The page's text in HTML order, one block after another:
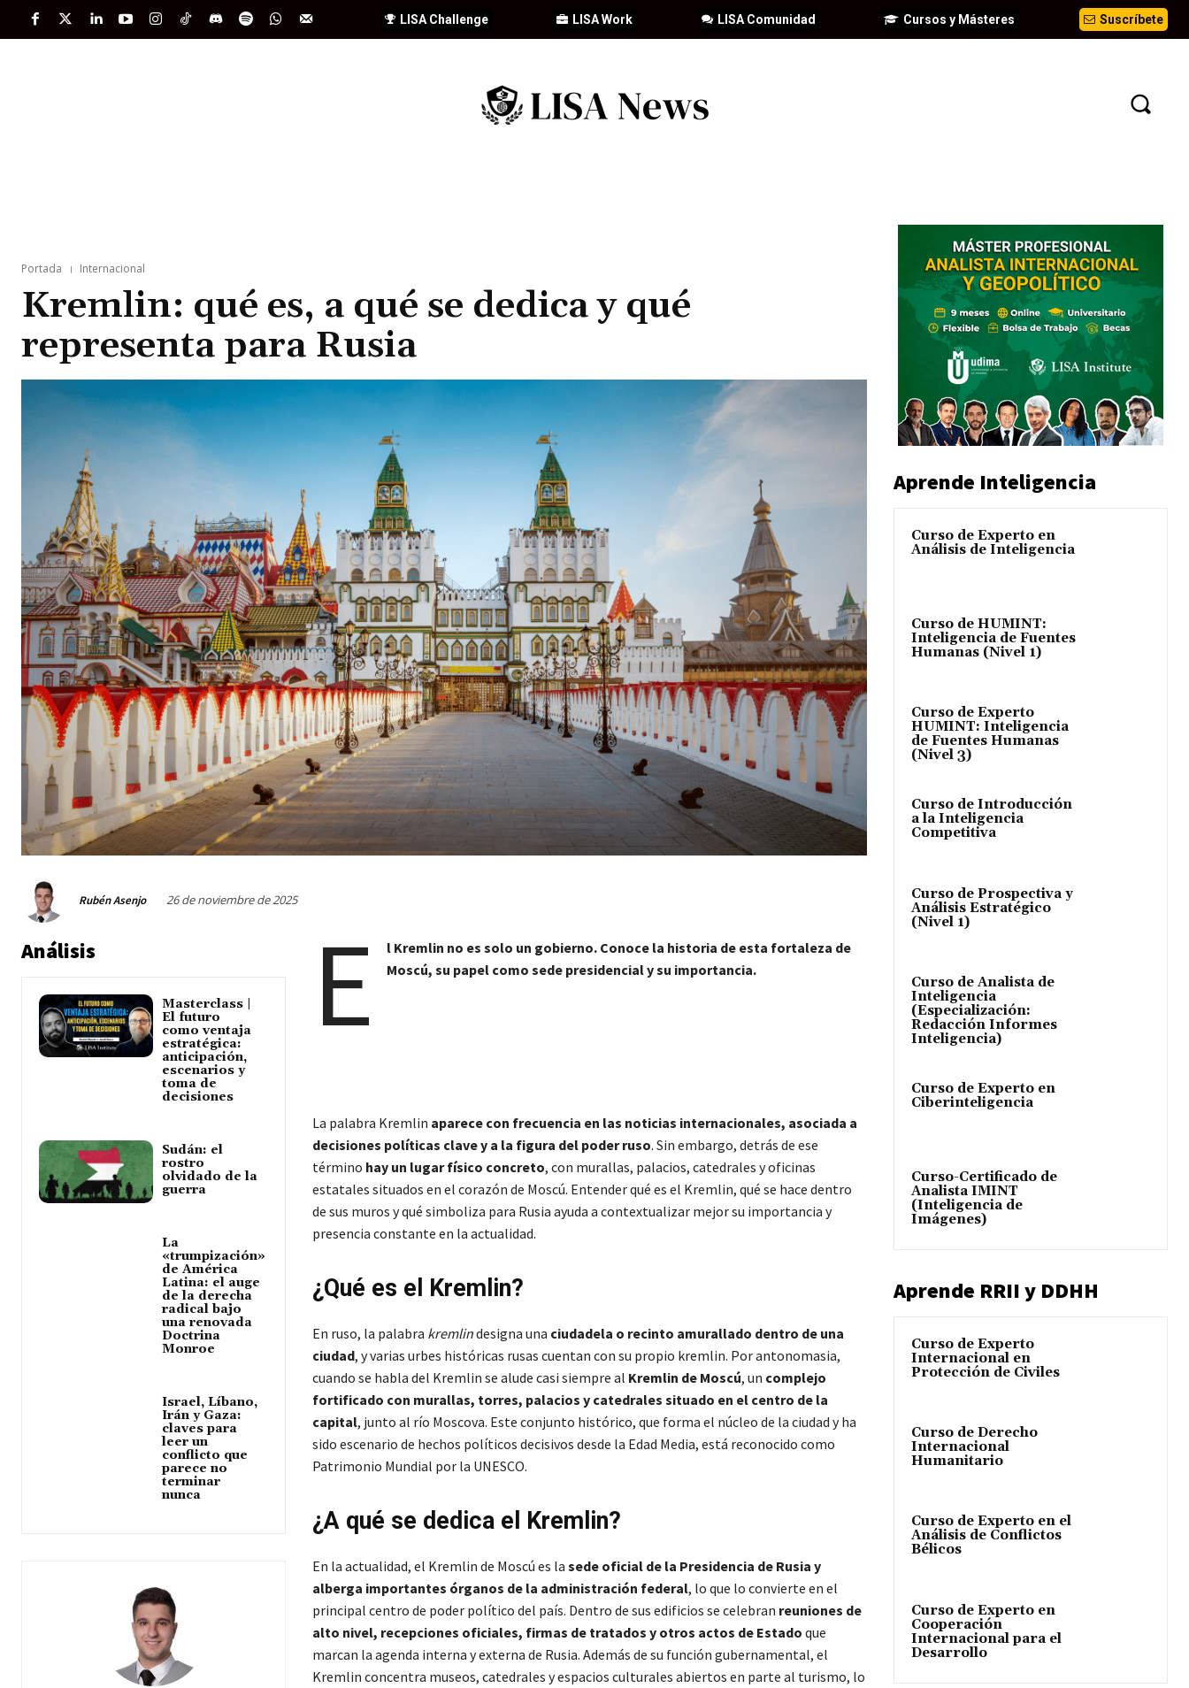
Suscríbete
Cursos y Másteres
LISA Comunidad
LISA Work
LISA Challenge
Portada Internacional
Kremlin: qué es, a qué se dedica y qué
representa para Rusia
Rubén Asenjo 26 de noviembre de 2025
Análisis
Masterclass |
El futuro
como ventaja
estratégica:
anticipación,
escenarios y
toma de
decisiones
Sudán: el
rostro
olvidado de la
guerra
La
«trumpización»
de América
Latina: el auge
de la derecha
radical bajo
una renovada
Doctrina
Monroe
Israel, Líbano,
Irán y Gaza:
claves para
leer un
conflicto que
parece no
terminar
nunca
E
l Kremlin no es solo un gobierno. Conoce la historia de esta fortaleza de
Moscú, su papel como sede presidencial y su importancia.
La palabra Kremlin aparece con frecuencia en las noticias internacionales, asociada a
decisiones políticas clave y a la figura del poder ruso. Sin embargo, detrás de ese
término hay un lugar físico concreto, con murallas, palacios, catedrales y oficinas
estatales situados en el corazón de Moscú. Entender qué es el Kremlin, qué se hace dentro
de sus muros y qué simboliza para Rusia ayuda a contextualizar mejor su importancia y
presencia constante en la actualidad.​
¿Qué es el Kremlin?
En ruso, la palabra kremlindesigna una ciudadela o recinto amurallado dentro de una
ciudad, y varias urbes históricas rusas cuentan con su propio kremlin. Por antonomasia,
cuando se habla del Kremlin se alude casi siempre al Kremlin de Moscú, un complejo
fortificado con murallas, torres, palacios y catedrales situado en el centro de la
capital, junto al río Moscova. Este conjunto histórico, que forma el núcleo de la ciudad y ha
sido escenario de hechos políticos decisivos desde la Edad Media, está reconocido como
Patrimonio Mundial por la UNESCO.
¿A qué se dedica el Kremlin?
En la actualidad, el Kremlin de Moscú es la sede oficial de la Presidencia de Rusia y
alberga importantes órganos de la administración federal, lo que lo convierte en el
principal centro de poder político del país. Dentro de sus edificios se celebran reuniones de
alto nivel, recepciones oficiales, firmas de tratados y otros actos de Estado que
marcan la agenda interna y externa de Rusia. Además de su función gubernamental, el
Kremlin concentra museos, catedrales y espacios culturales abiertos en parte al turismo, lo
Aprende Inteligencia
Curso de Experto en
Análisis de Inteligencia
Curso de HUMINT:
Inteligencia de Fuentes
Humanas (Nivel 1)
Curso de Experto
HUMINT: Inteligencia
de Fuentes Humanas
(Nivel 3)
Curso de Introducción
a la Inteligencia
Competitiva
Curso de Prospectiva y
Análisis Estratégico
(Nivel 1)
Curso de Analista de
Inteligencia
(Especialización:
Redacción Informes
Inteligencia)
Curso de Experto en
Ciberinteligencia
Curso-Certificado de
Analista IMINT
(Inteligencia de
Imágenes)
Aprende RRII y DDHH
Curso de Experto
Internacional en
Protección de Civiles
Curso de Derecho
Internacional
Humanitario
Curso de Experto en el
Análisis de Conflictos
Bélicos
Curso de Experto en
Cooperación
Internacional para el
Desarrollo